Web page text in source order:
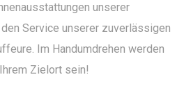
unserer
Service unserer zuverlässigen
Im Handumdrehen werden
Zielort sein!